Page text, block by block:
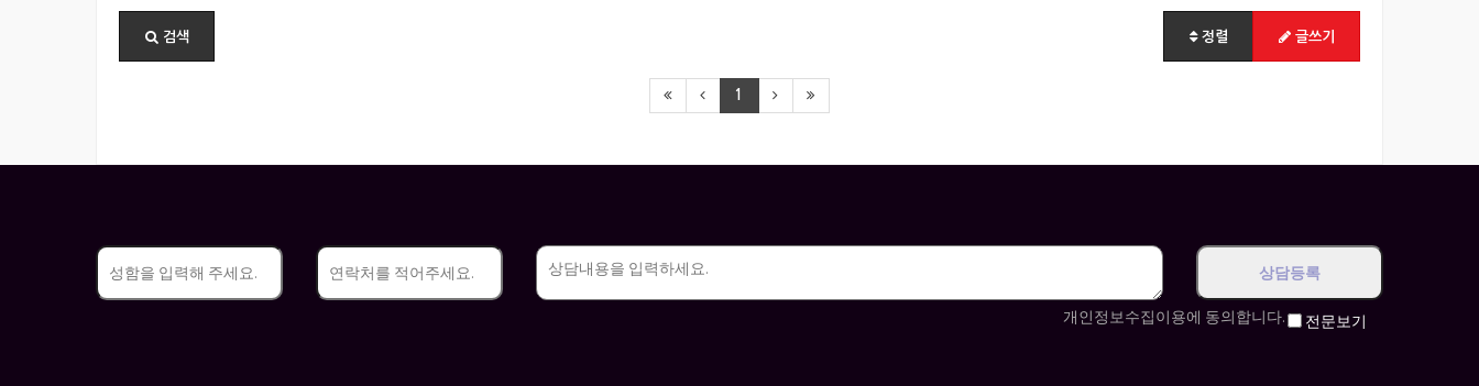
정렬 글쓰기
검색
1
개인정보수집이용에 동의합니다. 전문보기